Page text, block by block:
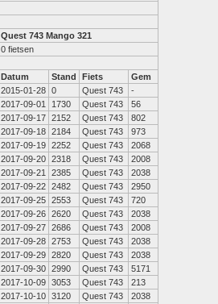
Quest 743 Mango 321
0 fietsen
Datum Stand Fiets
Gem
2015-01-28 0 Quest 743
-
2017-09-01
1730 Quest 743
56
2017-09-17 2152 Quest 743
802
2017-09-18 2184 Quest 743
973
2017-09-19 2252 Quest 743
2068
2017-09-20 2318 Quest 743
2008
2017-09-21
2385 Quest 743
2038
2017-09-22 2482 Quest 743
2950
2017-09-25 2553 Quest 743
720
2017-09-26 2620 Quest 743
2038
2017-09-27 2686 Quest 743
2008
2017-09-28 2753 Quest 743
2038
2017-09-29 2820 Quest 743
2038
2017-09-30 2990 Quest 743
5171
2017-10-09 3053 Quest 743
213
2017-10-10 3120 Quest 743
2038